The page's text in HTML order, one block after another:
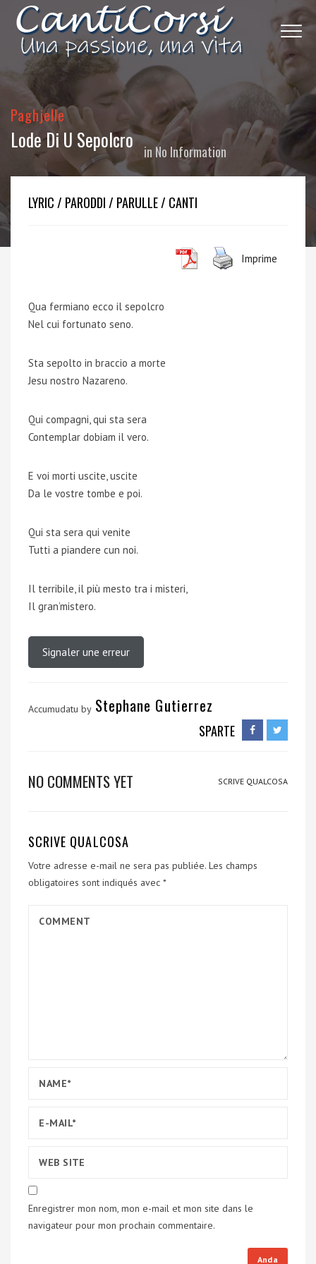
Paghjelle
Lode Di U Sepolcro in No Information
LYRIC / PARODDI / PARULLE / CANTI
Imprime
Qua fermiano ecco il sepolcro
Nel cui fortunato seno.
Sta sepolto in braccio a morte
Jesu nostro Nazareno.
Qui compagni, qui sta sera
Contemplar dobiam il vero.
E voi morti uscite, uscite
Da le vostre tombe e poi.
Qui sta sera qui venite
Tutti a piandere cun noi.
Il terribile, il più mesto tra i misteri,
Il gran’mistero.
Signaler une erreur
Accumudatu by Stephane Gutierrez
SPARTE
NO COMMENTS YET SCRIVE QUALCOSA
SCRIVE QUALCOSA
Votre adresse e-mail ne sera pas publiée. Les champs
obligatoires sont indiqués avec *
Enregistrer mon nom, mon e-mail et mon site dans le
navigateur pour mon prochain commentaire.